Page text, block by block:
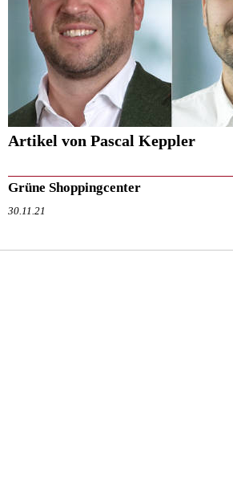
Artikel von Pascal Keppler
Grüne Shoppingcenter
30.11.21